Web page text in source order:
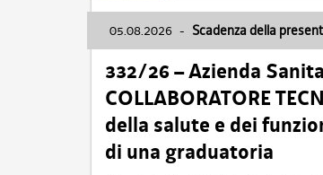
05.08.2026 - Scadenza della
332/26 – Azienda
COLLABORATORE
della salute e dei
di una graduatoria